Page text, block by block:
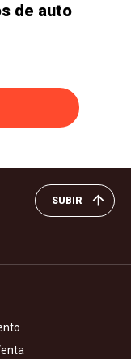
de auto
SUBIR